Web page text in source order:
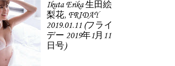
Ikuta Erika 生田絵
梨花, FRIDAY
2019.01.11 (フライ
デー 2019年1月11
日号)